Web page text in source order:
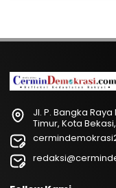
Jl. P. Bangka
Timur, Kota Bekasi,